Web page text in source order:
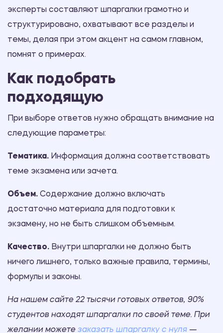
эксперты составляют шпаргалки грамотно и
структурировано, охватывают все разделы и
темы, делая при этом акцент на самом главном,
помнят о примерах.
Как подобрать
подходящую
При выборе ответов нужно обращать внимание на
следующие параметры:
Тематика. Информация должна соответствовать
теме экзамена или зачета.
Объем. Содержание должно включать
достаточно материала для подготовки к
экзамену, но не быть слишком объемным.
Качество. Внутри шпаргалки не должно быть
ничего лишнего, только важные правила, термины,
формулы и законы.
На нашем сайте 22 тысячи готовых ответов, 90%
студентов находят шпаргалки по своей теме. При
желании можете заказать шпаргалку с нуля —